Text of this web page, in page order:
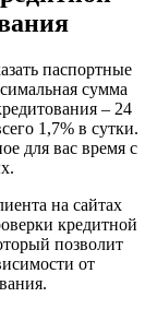
паспортные
сумма
– 24
1,7% в сутки.
для вас время с
на сайтах
кредитной
позволит
от